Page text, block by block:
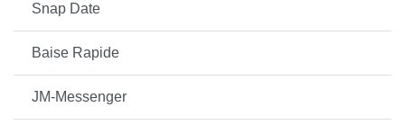
Snap Date
Baise Rapide
JM-Messenger